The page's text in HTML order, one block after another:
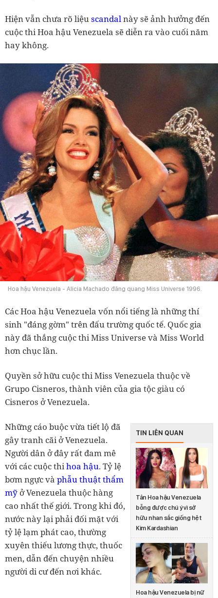
Hiện vẫn chưa rõ liệuscandalnày sẽ ảnh hưởng đến
cuộc thi Hoa hậu Venezuela sẽ diễn ra vào cuối năm
hay không.
Hoa hậu Venezuela - Alicia Machado đăng quang Miss Universe 1996.
Các Hoa hậu Venezuela vốn nổi tiếng là những thí
sinh "đáng gờm" trên đấu trường quốc tế. Quốc gia
này đã thắng cuộc thi Miss Universe và Miss World
hơn chục lần.
Quyền sở hữu cuộc thi Miss Venezuela thuộc về
Grupo Cisneros, thành viên của gia tộc giàu có
Cisneros ở Venezuela.
TIN LIÊN QUAN
Tân Hoa hậu Venezuela
bỗng được chú ý vì sở
hữu nhan sắc giống hệt
Kim Kardashian
Hoa hậu Venezuela bị nữ
Những cáo buộc vừa tiết lộ đã
gây tranh cãi ở Venezuela.
Người dân ở đây rất đam mê
với các cuộc thihoa hậu. Tỷ lệ
bơm ngực và phẫu thuật thẩm
mỹ ở Venezuela thuộc hàng
cao nhất thế giới. Trong khi đó,
nước này lại phải đối mặt với
tỷ lệ lạm phát cao, thường
xuyên thiếu lương thực, thuốc
men, dẫn đến chuyện nhiều
người di cư đến nơi khác.